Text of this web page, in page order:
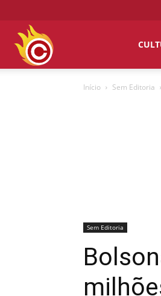
Início Sem Editoria
Sem Editoria